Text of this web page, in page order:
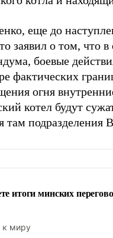
еще до
заявил о том, что в
боевые
фактических
огня
котел будут
там подразделения
итоги минских
к миру